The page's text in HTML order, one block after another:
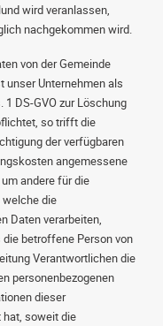
wird veranlassen,
nachgekommen wird.
von der Gemeinde
Unternehmen als
DS-GVO zur Löschung
so trifft die
der verfügbaren
angemessene
andere für die
welche die
Daten verarbeiten,
betroffene Person von
Verantwortlichen die
personenbezogenen
dieser
hat, soweit die